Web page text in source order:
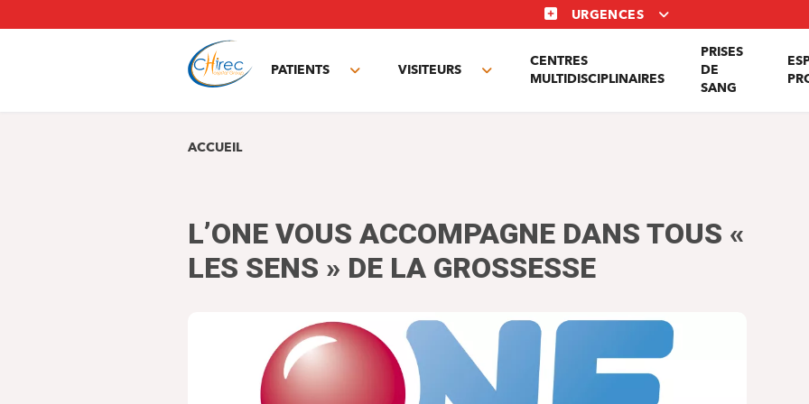
au
URGENCES
PATIENTS
Toggle
VISITEURS
Toggle
CENTRES
MULTIDISCIPLINAIRES
PRISES
DE
SANG
ACCUEIL
L’ONE VOUS ACCOMPAGNE DANS TOUS «
LES SENS » DE LA GROSSESSE